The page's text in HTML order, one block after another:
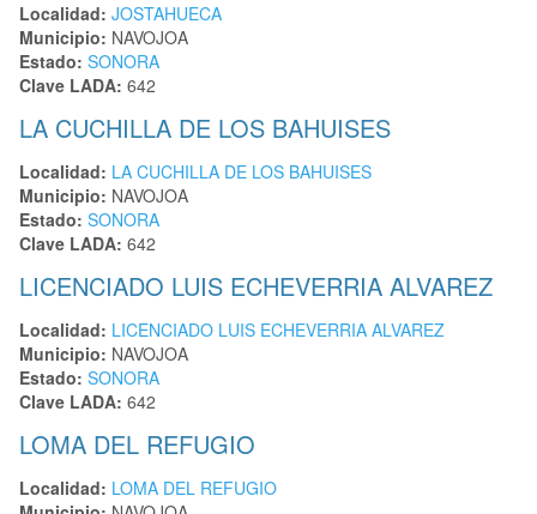
Localidad: JOSTAHUECA
Municipio: NAVOJOA
Estado: SONORA
Clave LADA: 642
LA CUCHILLA DE LOS BAHUISES
Localidad: LA CUCHILLA DE LOS BAHUISES
Municipio: NAVOJOA
Estado: SONORA
Clave LADA: 642
LICENCIADO LUIS ECHEVERRIA ALVAREZ
Localidad: LICENCIADO LUIS ECHEVERRIA ALVAREZ
Municipio: NAVOJOA
Estado: SONORA
Clave LADA: 642
LOMA DEL REFUGIO
Localidad: LOMA DEL REFUGIO